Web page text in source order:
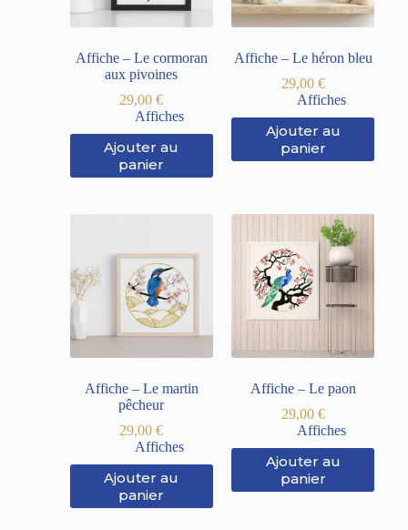
Affiche – Le cormoran
aux pivoines
29,00€
Affiches
Ajouter au
panier
Affiche – Le héron bleu
29,00 €
Affiches
Ajouter au
panier
Affiche – Le martin
pêcheur
29,00€
Affiches
Ajouter au
panier
Affiche – Le paon
29,00 €
Affiches
Ajouter au
panier